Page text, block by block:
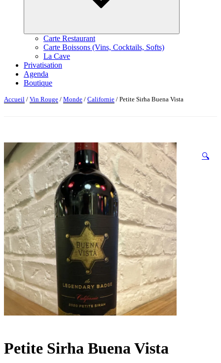
Carte Restaurant
Carte Boissons (Vins, Cocktails, Softs)
La Cave
Privatisation
Agenda
Boutique
Accueil / Vin Rouge / Monde / Californie / Petite Sirha Buena Vista
🔍
Petite Sirha Buena Vista